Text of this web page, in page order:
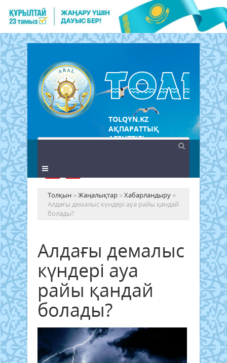
TOLQYN.KZ
АҚПАРАТТЫҚ
АГЕНТТІГІ
Толқын »Жаңалықтар »Хабарландыру »
Алдағы демалыс күндері ауа райы қандай
болады?
Алдағы демалыс
күндері ауа
райы қандай
болады?